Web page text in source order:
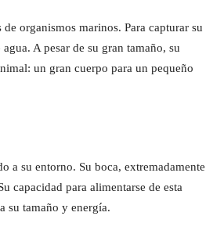
organismos marinos. Para capturar su
A pesar de su gran tamaño, su
un gran cuerpo para un pequeño
a su entorno. Su boca, extremadamente
capacidad para alimentarse de esta
su tamaño y energía.